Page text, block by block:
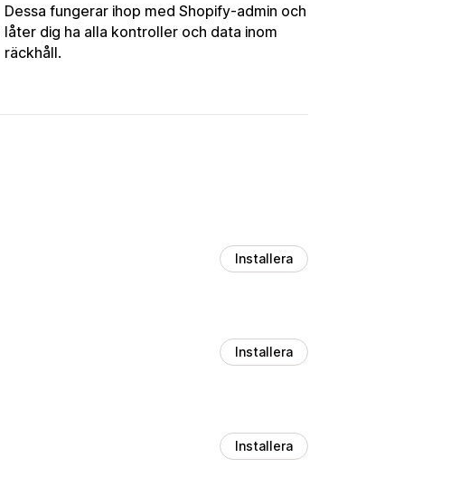
Dessa fungerar ihop med Shopify-admin och
låter dig ha alla kontroller och data inom
räckhåll.
Installera
Installera
Installera